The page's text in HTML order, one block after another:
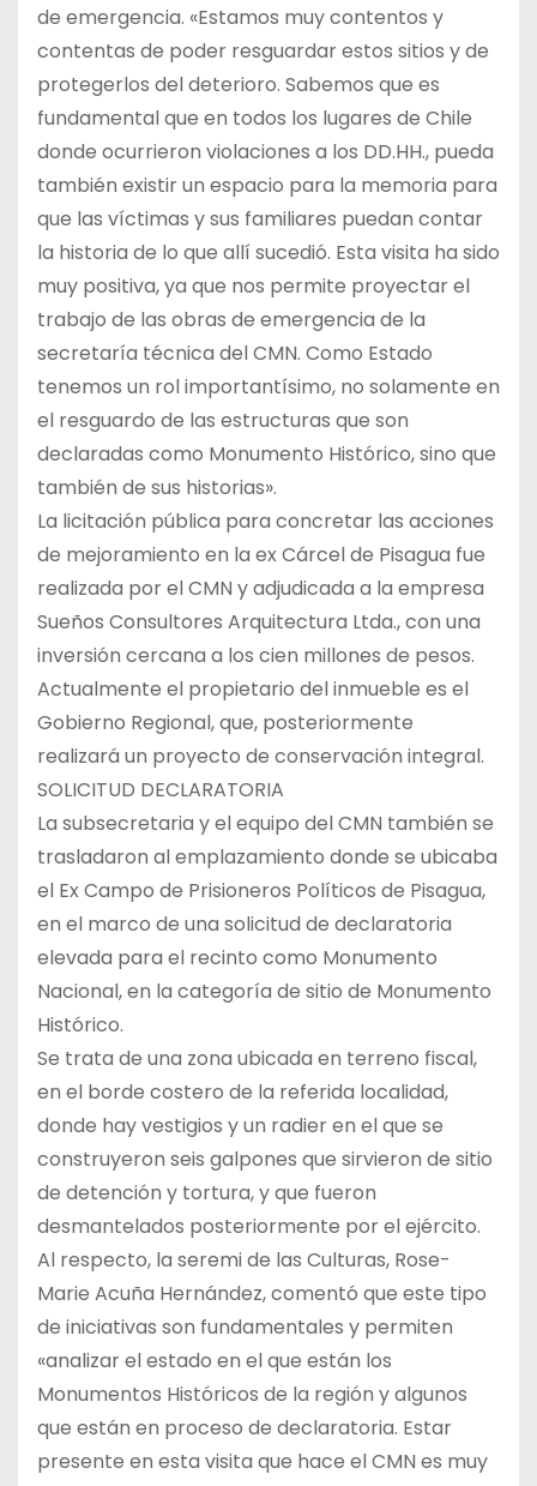
de emergencia. «Estamos muy contentos y
contentas de poder resguardar estos sitios y de
protegerlos del deterioro. Sabemos que es
fundamental que en todos los lugares de Chile
donde ocurrieron violaciones a los DD.HH., pueda
también existir un espacio para la memoria para
que las víctimas y sus familiares puedan contar
la historia de lo que allí sucedió. Esta visita ha sido
muy positiva, ya que nos permite proyectar el
trabajo de las obras de emergencia de la
secretaría técnica del CMN. Como Estado
tenemos un rol importantísimo, no solamente en
el resguardo de las estructuras que son
declaradas como Monumento Histórico, sino que
también de sus historias».
La licitación pública para concretar las acciones
de mejoramiento en la ex Cárcel de Pisagua fue
realizada por el CMN y adjudicada a la empresa
Sueños Consultores Arquitectura Ltda., con una
inversión cercana a los cien millones de pesos.
Actualmente el propietario del inmueble es el
Gobierno Regional, que, posteriormente
realizará un proyecto de conservación integral.
SOLICITUD DECLARATORIA
La subsecretaria y el equipo del CMN también se
trasladaron al emplazamiento donde se ubicaba
el Ex Campo de Prisioneros Políticos de Pisagua,
en el marco de una solicitud de declaratoria
elevada para el recinto como Monumento
Nacional, en la categoría de sitio de Monumento
Histórico.
Se trata de una zona ubicada en terreno fiscal,
en el borde costero de la referida localidad,
donde hay vestigios y un radier en el que se
construyeron seis galpones que sirvieron de sitio
de detención y tortura, y que fueron
desmantelados posteriormente por el ejército.
Al respecto, la seremi de las Culturas, Rose-
Marie Acuña Hernández, comentó que este tipo
de iniciativas son fundamentales y permiten
«analizar el estado en el que están los
Monumentos Históricos de la región y algunos
que están en proceso de declaratoria. Estar
presente en esta visita que hace el CMN es muy